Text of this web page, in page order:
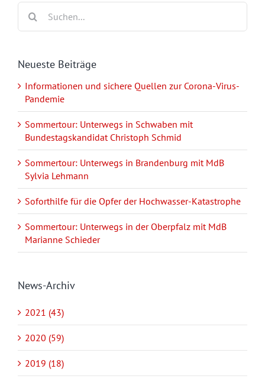
nach:
Neueste Beiträge
Informationen und sichere Quellen zur Corona-Virus-
Pandemie
Sommertour: Unterwegs in Schwaben mit
Bundestagskandidat Christoph Schmid
Sommertour: Unterwegs in Brandenburg mit MdB
Sylvia Lehmann
Soforthilfe für die Opfer der Hochwasser-Katastrophe
Sommertour: Unterwegs in der Oberpfalz mit MdB
Marianne Schieder
News-Archiv
2021 (43)
2020 (59)
2019 (18)